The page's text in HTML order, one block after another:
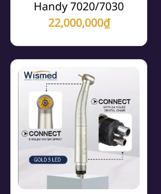
Handy 7020/7030
22,000,000₫